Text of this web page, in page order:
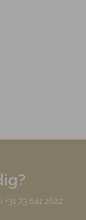
73 641 2622